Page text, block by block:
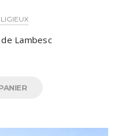
Lambesc